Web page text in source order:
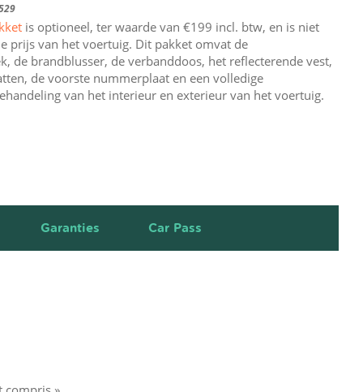
is optioneel, ter waarde van €199 incl. btw, en is niet
prijs van het voertuig. Dit pakket omvat de
de brandblusser, de verbanddoos, het reflecterende vest,
de voorste nummerplaat en een volledige
van het interieur en exterieur van het voertuig.
Garanties Car Pass